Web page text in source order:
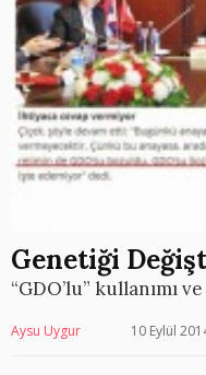
Genetiği
“GDO’lu” kullanımı
Aysu Uygur 10 Eylül